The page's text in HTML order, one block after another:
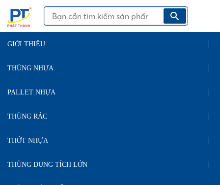
GIỚI THIỆU
THÙNG NHỰA
PALLET NHỰA
THÙNG RÁC
THỚT NHỰA
THÙNG DUNG TÍCH LỚN